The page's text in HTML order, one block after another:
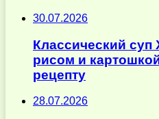
30.07.2026
Классический
рисом и
рецепту
28.07.2026